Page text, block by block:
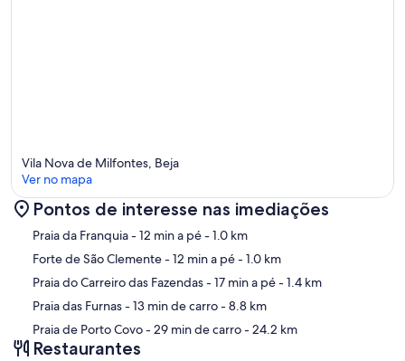
Mapa
Vila Nova de Milfontes, Beja
Ver no mapa
Pontos de interesse nas imediações
Praia da Franquia- 12 min a pé- 1.0 km
Forte de São Clemente- 12 min a pé- 1.0 km
Praia do Carreiro das Fazendas- 17 min a pé- 1.4 km
Praia das Furnas- 13 min de carro- 8.8 km
Praia de Porto Covo- 29 min de carro- 24.2 km
Restaurantes